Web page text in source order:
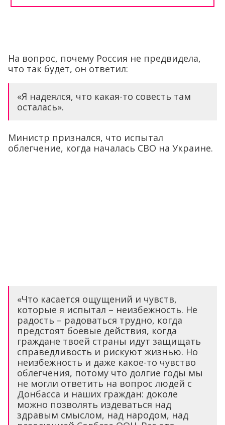
На вопрос, почему Россия не предвидела,
что так будет, он ответил:
«Я надеялся, что какая-то совесть там
осталась».
Министр признался, что испытал
облегчение, когда началась СВО на Украине.
«Что касается ощущений и чувств,
которые я испытал – неизбежность. Не
радость – радоваться трудно, когда
предстоят боевые действия, когда
граждане твоей страны идут защищать
справедливость и рискуют жизнью. Но
неизбежность и даже какое-то чувство
облегчения, потому что долгие годы мы
не могли ответить на вопрос людей с
Донбасса и наших граждан: доколе
можно позволять издеваться над
здравым смыслом, над народом, над